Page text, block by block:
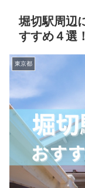
堀切駅周辺
すすめ４選
東京都